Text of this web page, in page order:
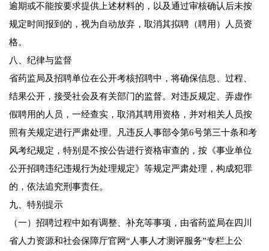
逾期或不能按要求提供上述材料的，以及通过审核确认后未按
规定时间报到的，视为自动放弃，取消其拟聘（聘用）人员资
格。
八、纪律与监督
省药监局及招聘单位在公开考核招聘中，将确保信息、过程、
结果公开，接受社会及有关部门的监督。对违反规定、弄虚作
假聘用的人员，一经查实，取消其聘用资格，并对相关人员按
照有关规定进行严肃处理。凡违反人事部令第6号第三十条和考
风考纪规定，特别是不按公告进行资格审查的，按《事业单位
公开招聘违纪违规行为处理规定》等规定严肃处理，构成犯罪
的，依法追究刑事责任。
九、特别提示
（一）招聘过程中如有调整、补充等事项，由省药监局在四川
省人力资源和社会保障厅官网“人事人才测评服务”专栏上公